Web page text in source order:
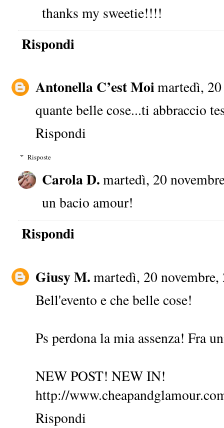
thanks my sweetie!!!!
Rispondi
Antonella C’est Moimartedì,
quante belle cose...ti abbraccio
Rispondi
Risposte
Carola D.martedì, 20
un bacio amour!
Rispondi
Giusy M.martedì, 20 novembre,
Bell'evento e che belle cose!
Ps perdona la mia assenza! Fra
NEW POST! NEW IN!
http://
Rispondi